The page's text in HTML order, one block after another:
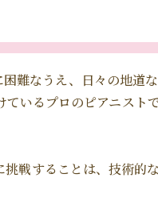
難なうえ、日々の地道な
いるプロのピアニス
戦することは、技術